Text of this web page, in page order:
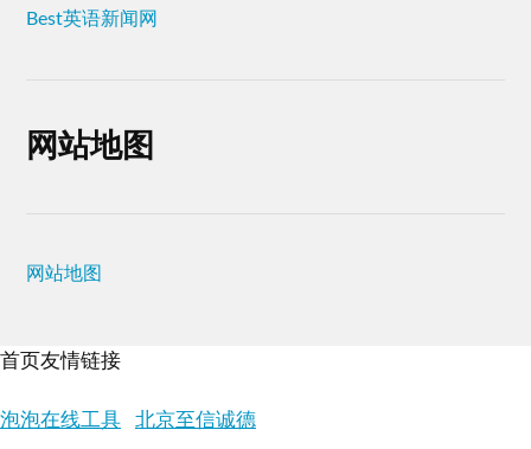
Best英语新闻网
网站地图
网站地图
首页友情链接
泡泡在线工具 北京至信诚德